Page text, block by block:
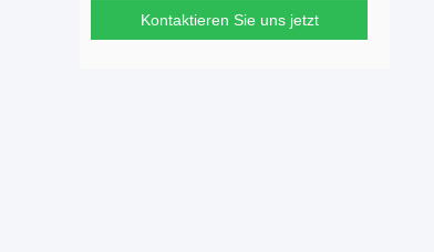
Kontaktieren Sie uns jetzt